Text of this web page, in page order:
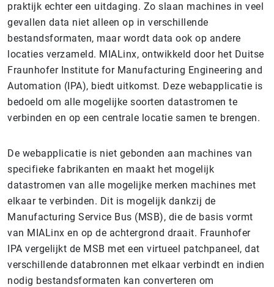
praktijk echter een uitdaging. Zo slaan machines in veel
gevallen data niet alleen op in verschillende
bestandsformaten, maar wordt data ook op andere
locaties verzameld. MIALinx, ontwikkeld door het Duitse
Fraunhofer Institute for Manufacturing Engineering and
Automation (IPA), biedt uitkomst. Deze webapplicatie is
bedoeld om alle mogelijke soorten datastromen te
verbinden en op een centrale locatie samen te brengen.
De webapplicatie is niet gebonden aan machines van
specifieke fabrikanten en maakt het mogelijk
datastromen van alle mogelijke merken machines met
elkaar te verbinden. Dit is mogelijk dankzij de
Manufacturing Service Bus (MSB), die de basis vormt
van MIALinx en op de achtergrond draait. Fraunhofer
IPA vergelijkt de MSB met een virtueel patchpaneel, dat
verschillende databronnen met elkaar verbindt en indien
nodig bestandsformaten kan converteren om